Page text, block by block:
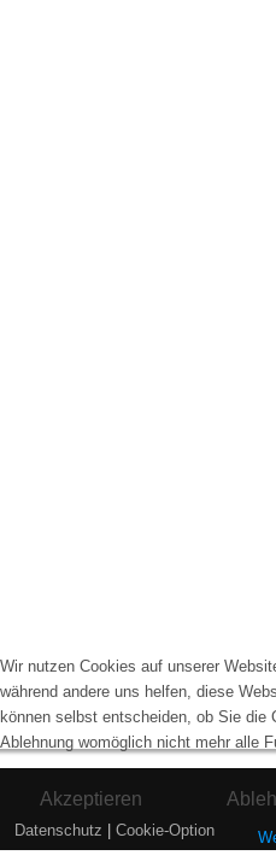
Datenschutz | Cookie-Option
Wir nutzen Cookies auf unserer
während andere uns helfen, diese
können selbst entscheiden, ob Sie
Ablehnung womöglich nicht mehr alle
Akzeptieren